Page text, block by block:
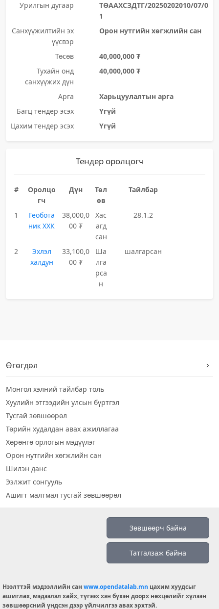
Урилгын дугаар
ТӨААХСЗДТГ/20250202010/07/0
1
Санхүүжилтийн эх
үүсвэр
Орон нутгийн хөгжлийн сан
Төсөв
40,000,000 ₮
Тухайн онд
санхүүжих дүн
40,000,000 ₮
Арга
Харьцуулалтын арга
Багц тендер эсэх
Үгүй
Цахим тендер эсэх
Үгүй
Тендер оролцогч
#
Оролцо
гч
Дүн
Төл
өв
Тайлбар
1
Геобота
ник ХХК
38,000,0
00 ₮
Хас
агд
сан
28.1.2
2
Эхлэл
халдун
33,100,0
00 ₮
Ша
лга
рса
н
шалгарсан
Өгөгдөл
Монгол хэлний тайлбар толь
Хуулийн этгээдийн улсын бүртгэл
Тусгай зөвшөөрөл
Төрийн худалдан авах ажиллагаа
Хөрөнгө орлогын мэдүүлэг
Орон нутгийн хөгжлийн сан
Шилэн данс
Ээлжит сонгууль
Ашигт малтмал тусгай зөвшөөрөл
info@opendatalab.mn
© 2026 OPENDATA LAB MONGOLIA.
Зөвшөөрч байна
Татгалзаж байна
Нээлттэй мэдээллийн сан www.opendatalab.mn цахим хуудсыг
ашиглах, мэдээлэл хайх, түгээх хэн бүхэн доорх нөхцөлийг хүлээн
зөвшөөрсний үндсэн дээр үйлчилгээ авах эрхтэй.